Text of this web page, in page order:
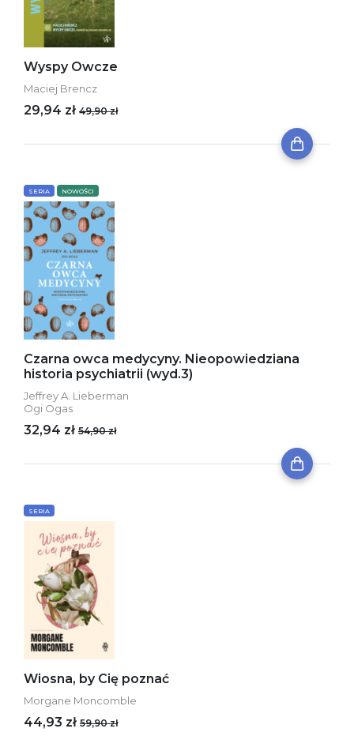
Wyspy Owcze
Maciej Brencz
29,94 zł 49,90 zł
SERIA NOWOŚCI
Czarna owca medycyny. Nieopowiedziana
historia psychiatrii (wyd.3)
Jeffrey A. Lieberman
Ogi Ogas
32,94 zł 54,90 zł
SERIA
Wiosna, by Cię poznać
Morgane Moncomble
44,93 zł 59,90 zł